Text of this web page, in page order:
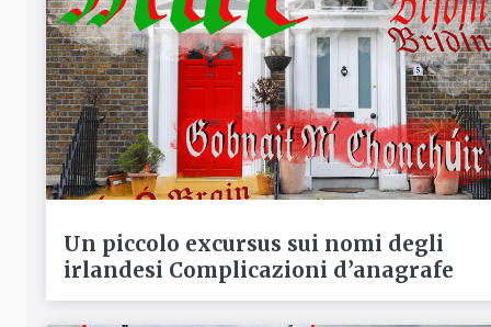
Un piccolo excursus sui nomi degli
irlandesi Complicazioni d’anagrafe